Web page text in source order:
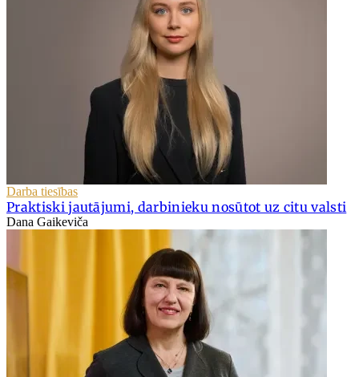
Darba tiesības
Praktiski jautājumi, darbinieku nosūtot uz citu valsti
Dana Gaikeviča